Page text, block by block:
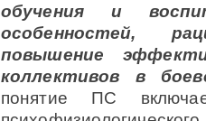
обучения и
особенностей,
повышение
коллективов в
понятие ПС